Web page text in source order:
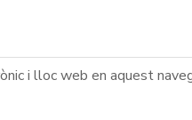
i lloc web en aquest